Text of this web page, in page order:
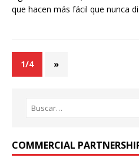
que hacen más fácil que nunca
1/4 »
COMMERCIAL